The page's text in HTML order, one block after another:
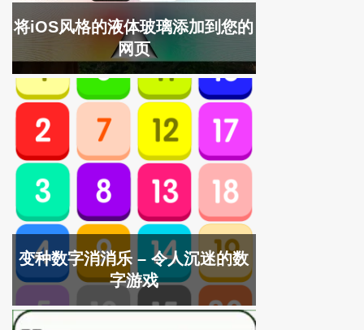
将iOS风格的液体玻璃添加到您的
网页
变种数字消消乐 – 令人沉迷的数
字游戏